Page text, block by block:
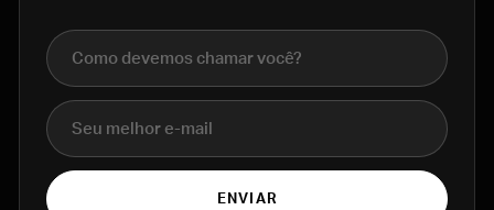
Nome completo
E-mail
ENVIAR